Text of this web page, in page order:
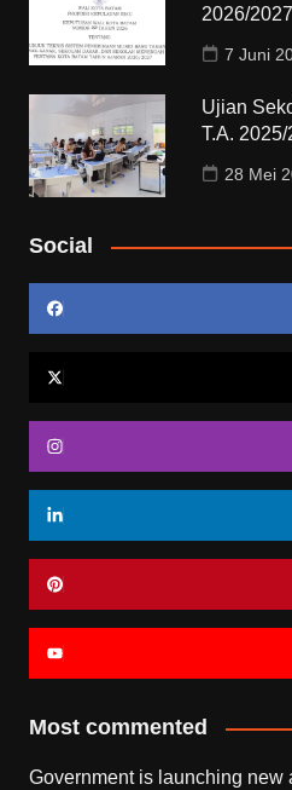
2026/2027
7 Juni
Ujian
T.A.
28 Mei
Social
Most commented
Government is launching new